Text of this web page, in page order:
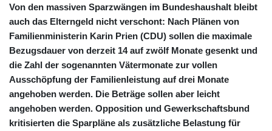
Von den massiven Sparzwängen im Bundeshaushalt bleibt
auch das Elterngeld nicht verschont: Nach Plänen von
Familienministerin Karin Prien (CDU) sollen die maximale
Bezugsdauer von derzeit 14 auf zwölf Monate gesenkt und
die Zahl der sogenannten Vätermonate zur vollen
Ausschöpfung der Familienleistung auf drei Monate
angehoben werden. Die Beträge sollen aber leicht
angehoben werden. Opposition und Gewerkschaftsbund
kritisierten die Sparpläne als zusätzliche Belastung für